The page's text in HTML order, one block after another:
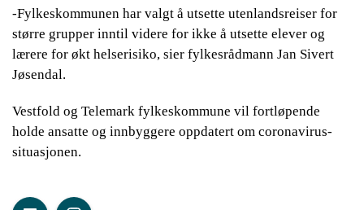
-Fylkeskommunen har valgt å utsette utenlandsreiser for
større grupper inntil videre for ikke å utsette elever og
lærere for økt helserisiko, sier fylkesrådmann Jan Sivert
Jøsendal.
Vestfold og Telemark fylkeskommune vil fortløpende
holde ansatte og innbyggere oppdatert om coronavirus-
situasjonen.